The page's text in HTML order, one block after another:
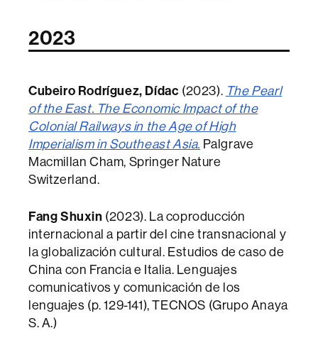
2023
Cubeiro Rodríguez, Dídac (2023). The Pearl
of the East. The Economic Impact of the
Colonial Railways in the Age of High
Imperialism in Southeast Asia. Palgrave
Macmillan Cham, Springer Nature
Switzerland.
Fang Shuxin (2023). La coproducción
internacional a partir del cine transnacional y
la globalización cultural. Estudios de caso de
China con Francia e Italia. Lenguajes
comunicativos y comunicación de los
lenguajes (p. 129-141), TECNOS (Grupo Anaya
S. A.)